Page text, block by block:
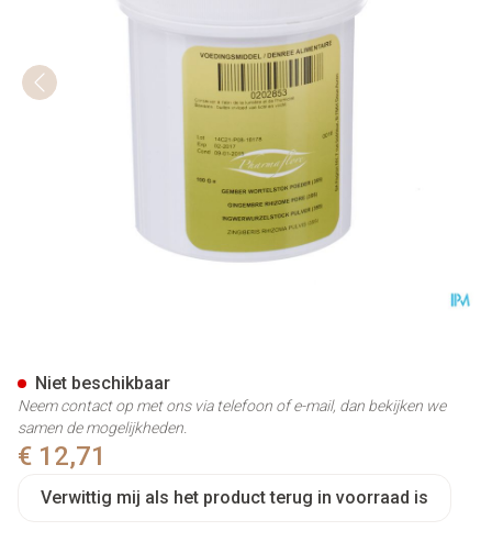
€ 12,71
Verwittig mij als het product terug in voorraad is
Niet beschikbaar
Neem contact op met ons via telefoon of e-mail, dan bekijken we
samen de mogelijkheden.